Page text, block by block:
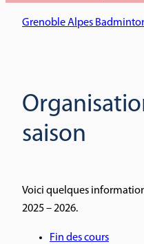
Grenoble Alpes
saison
Voici quelques
2025 – 2026.
Fin des cours